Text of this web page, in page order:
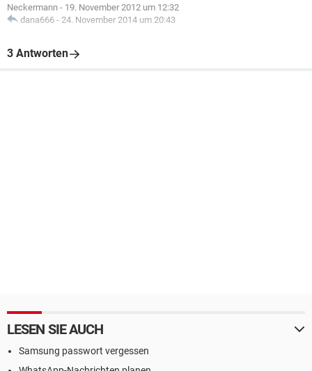
Neckermann - 19. November 2012 um 12:32
dana666 - 24. November 2014 um 20:43
3 Antworten
LESEN SIE AUCH
Samsung passwort vergessen